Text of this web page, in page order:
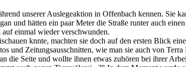
unserer Auslegeaktion in Offenbach kennen. Sie
und hätten ein paar Meter die Straße runter auch
einmal wieder verschwunden.
knnte, machten sie doch auf den ersten Blick
und Zeitungsausschnitten, wie man sie auch von
die Seite und wollte ihnen etwas zuhören bei ihrer